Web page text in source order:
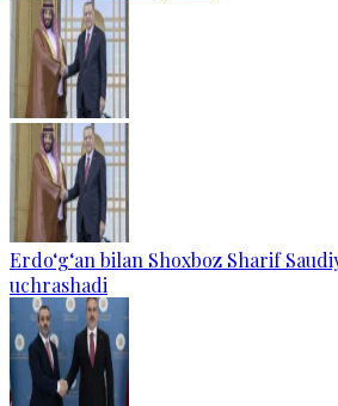
Erdo‘g‘an bilan Shoxboz Sharif
uchrashadi